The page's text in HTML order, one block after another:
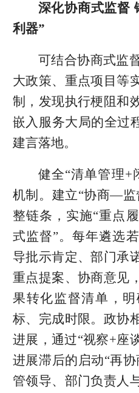
深化协商式监督
利器”
可结合协商式监
大政策、重点项目等
制，发现执行梗阻和
嵌入服务大局的全过
建言落地。
健全“清单管理+
机制。建立“协商—
整链条，实施“重点
式监督”。每年遴选
导批示肯定、部门承
重点提案、协商意见
果转化监督清单，
标、完成时限。政协
进展，通过“视察+座
进展滞后的启动“再
管领导、部门负责人